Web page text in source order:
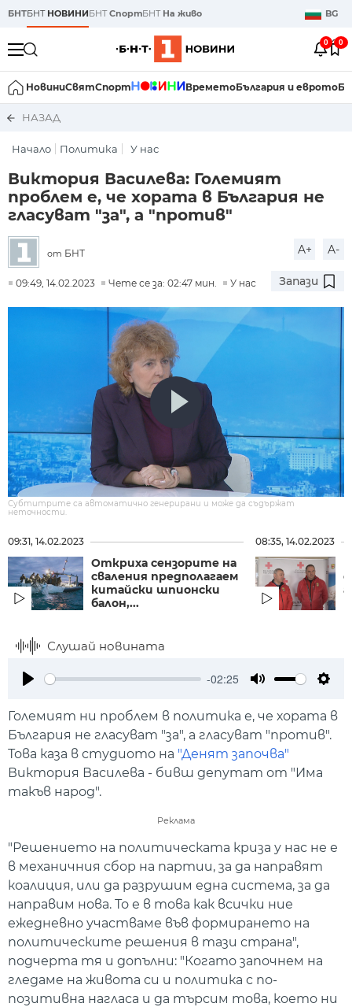
БНТБНТ НОВИНИБНТСпортБНТ На живо BG
0 0
НовиниСвятСпорт ВреметоБългария и еврото
НАЗАД
Начало Политика У нас
Виктория Василева: Големият
проблем е, че хората в България не
гласуват "за", а "против"
от БНТ A+ A-
09:49, 14.02.2023 Чете се за: 02:47 мин. У нас Запази
Субтитрите са автоматично генерирани и може да съдържат
неточности.
09:31, 14.02.2023
Откриха сензорите на
сваления предполагаем
китайски шпионски
балон,...
08:35, 14.02.2023
Слушай новината
-02:25
Големият ни проблем в политика е, че хората в
България не гласуват "за", а гласуват "против".
Това каза в студиото на "Денят започва"
Виктория Василева - бивш депутат от "Има
такъв народ".
Реклама
"Решението на политическата криза у нас не е
в механичния сбор на партии, за да направят
коалиция, или да разрушим една система, за да
направим нова. То е в това как всички ние
ежедневно участваме във формирането на
политическите решения в тази страна",
подчерта тя и допълни: "Когато започнем на
гледаме на живота си и политика с по-
позитивна нагласа и да търсим това, което ни